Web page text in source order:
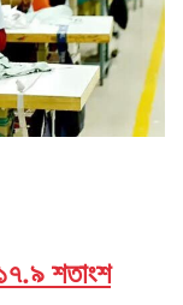
শতাংশ